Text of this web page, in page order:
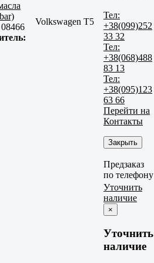
08466
Volkswagen T5
Тел:
+38(099)252
33 32
Тел:
+38(068)488
83 13
Тел:
+38(095)123
63 66
Перейти на
Контакты
Закрыть
Предзаказ
по телефону
Уточнить
наличие
×
Уточнить
наличие